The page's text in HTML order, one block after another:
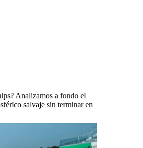
Analizamos a fondo el
salvaje sin terminar en